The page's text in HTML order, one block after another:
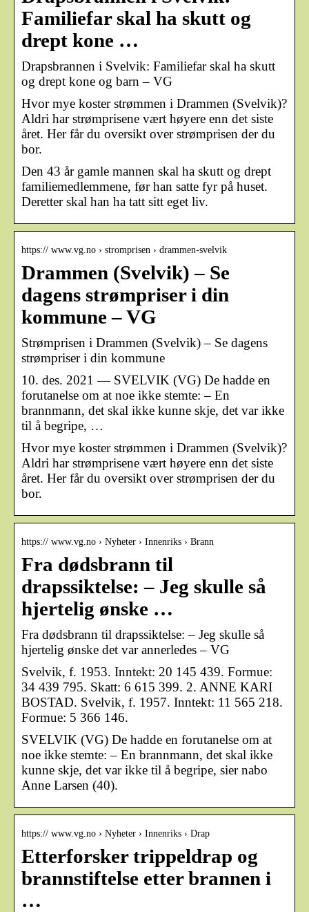
Familiefar skal ha skutt og
drept kone …
Drapsbrannen i Svelvik: Familiefar skal ha skutt
og drept kone og barn – VG
Hvor mye koster strømmen i Drammen (Svelvik)?
Aldri har strømprisene vært høyere enn det siste
året. Her får du oversikt over strømprisen der du
bor.
Den 43 år gamle mannen skal ha skutt og drept
familiemedlemmene, før han satte fyr på huset.
Deretter skal han ha tatt sitt eget liv.
https:// www.vg.no › stromprisen › drammen-svelvik
Drammen (Svelvik) – Se
dagens strømpriser i din
kommune – VG
Strømprisen i Drammen (Svelvik) – Se dagens
strømpriser i din kommune
10. des. 2021 — SVELVIK (VG) De hadde en
forutanelse om at noe ikke stemte: – En
brannmann, det skal ikke kunne skje, det var ikke
til å begripe, …
Hvor mye koster strømmen i Drammen (Svelvik)?
Aldri har strømprisene vært høyere enn det siste
året. Her får du oversikt over strømprisen der du
bor.
https:// www.vg.no › Nyheter › Innenriks › Brann
Fra dødsbrann til
drapssiktelse: – Jeg skulle så
hjertelig ønske …
Fra dødsbrann til drapssiktelse: – Jeg skulle så
hjertelig ønske det var annerledes – VG
Svelvik, f. 1953. Inntekt: 20 145 439. Formue:
34 439 795. Skatt: 6 615 399. 2. ANNE KARI
BOSTAD. Svelvik, f. 1957. Inntekt: 11 565 218.
Formue: 5 366 146.
SVELVIK (VG) De hadde en forutanelse om at
noe ikke stemte: – En brannmann, det skal ikke
kunne skje, det var ikke til å begripe, sier nabo
Anne Larsen (40).
https:// www.vg.no › Nyheter › Innenriks › Drap
Etterforsker trippeldrap og
brannstiftelse etter brannen i
…